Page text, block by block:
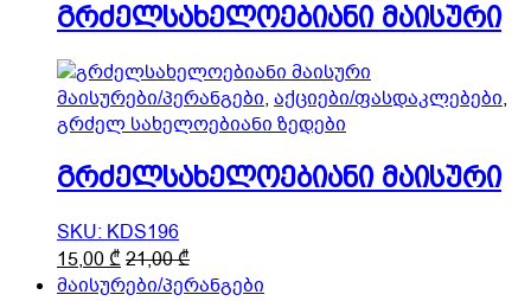
variants.
The
options
may
be
on
the
product
page
გრძელსახელოებიანი მაისური
მაისურები/პერანგები, აქციები/ფასდაკლებები,
გრძელ სახელოებიანი ზედები
გრძელსახელოებიანი მაისური
SKU: KDS196
15,00₾21,00₾This
product
მაისურები/პერანგები